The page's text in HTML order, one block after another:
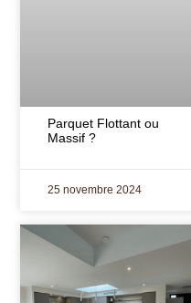
Parquet Flottant ou
Massif ?
25 novembre 2024